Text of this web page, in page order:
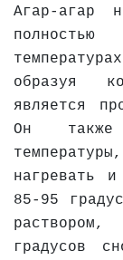
Агар-агар
образуя
является
Он также
нагревать
85-95
градусов